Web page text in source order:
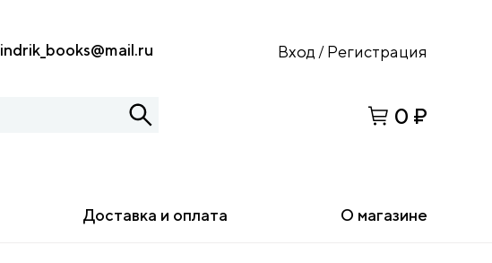
indrik_books@mail.ru Вход / Регистрация
0 ₽
Доставка и оплата О магазине